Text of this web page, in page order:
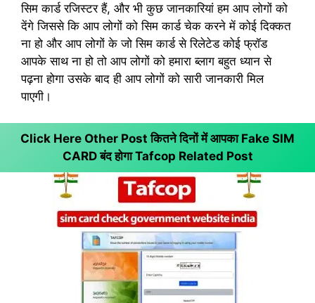
सिम कार्ड रजिस्टर हैं, और भी कुछ जानकारियां हम आप लोगों को
देंगे जिससे कि आप लोगों को सिम कार्ड चेक करने में कोई दिक्कत
ना हो और आप लोगों के जो सिम कार्ड से रिलेटेड कोई फ्रॉड
आपके साथ ना हो तो आप लोगों को हमारा ब्लाग बहुत ध्यान से
पढ़ना होगा उसके बाद ही आप लोगों को सारी जानकारी मिल
पाएगी।
Click Here Other Post कितने दिनों में आपका Fake SIM
CARD बंद होगाTafcop Related Post